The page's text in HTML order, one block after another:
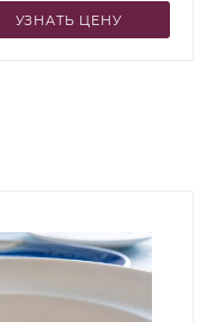
УЗНАТЬ ЦЕНУ